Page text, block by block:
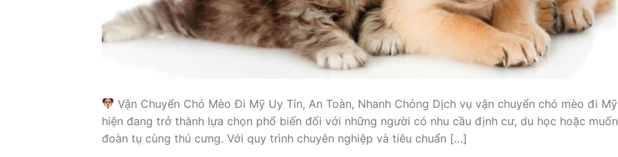
Vận Chuyển Chó Mèo Đi Mỹ Uy Tín, An Toàn, Nhanh Chóng Dịch vụ vận chuyển chó mèo đi Mỹ
hiện đang trở thành lựa chọn phổ biến đối với những người có nhu cầu định cư, du học hoặc muốn
đoàn tụ cùng thú cưng. Với quy trình chuyên nghiệp và tiêu chuẩn […]